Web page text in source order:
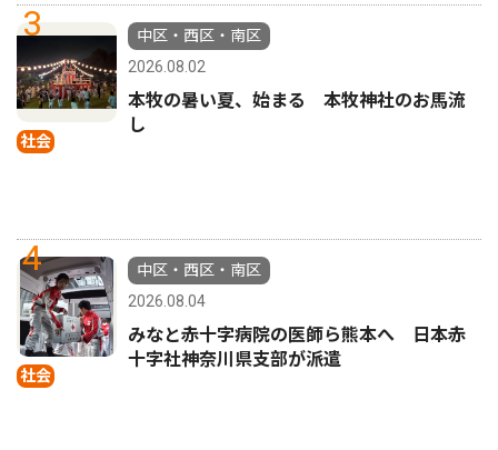
3
社会
中区・西区・南区
2026.08.02
本牧の暑い夏、始まる 本牧神社のお馬流
し
4
社会
中区・西区・南区
2026.08.04
みなと赤十字病院の医師ら熊本へ 日本赤
十字社神奈川県支部が派遣